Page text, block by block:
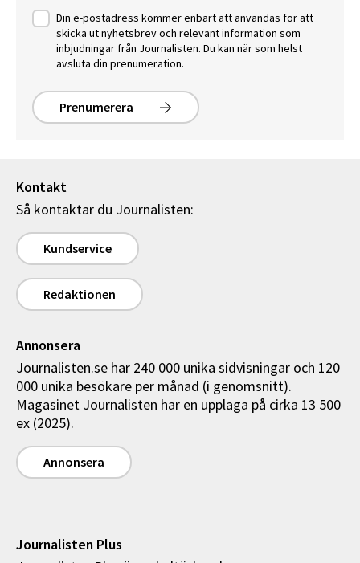
Din e-postadress kommer enbart att användas för att
skicka ut nyhetsbrev och relevant information som
inbjudningar från Journalisten. Du kan när som helst
avsluta din prenumeration.
Prenumerera
Kontakt
Så kontaktar du Journalisten:
Kundservice
Redaktionen
Annonsera
Journalisten.se har 240 000 unika sidvisningar och 120
000 unika besökare per månad (i genomsnitt).
Magasinet Journalisten har en upplaga på cirka 13 500
ex (2025).
Annonsera
Journalisten Plus